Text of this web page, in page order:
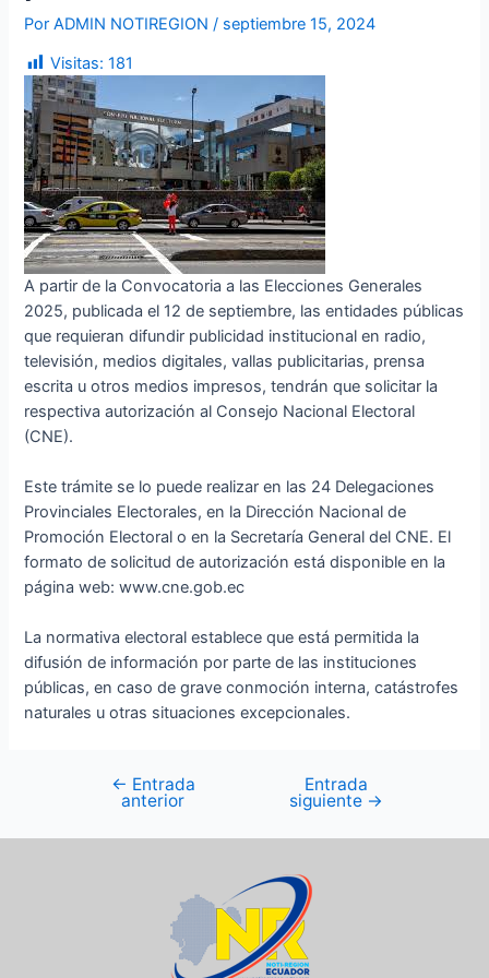
PorADMIN NOTIREGION/ septiembre 15, 2024
Visitas: 181
A partir de la Convocatoria a las Elecciones Generales
2025, publicada el 12 de septiembre, las entidades públicas
que requieran difundir publicidad institucional en radio,
televisión, medios digitales, vallas publicitarias, prensa
escrita u otros medios impresos, tendrán que solicitar la
respectiva autorización al Consejo Nacional Electoral
(CNE).
Este trámite se lo puede realizar en las 24 Delegaciones
Provinciales Electorales, en la Dirección Nacional de
Promoción Electoral o en la Secretaría General del CNE. El
formato de solicitud de autorización está disponible en la
página web: www.cne.gob.ec
La normativa electoral establece que está permitida la
difusión de información por parte de las instituciones
públicas, en caso de grave conmoción interna, catástrofes
naturales u otras situaciones excepcionales.
← Entrada
anterior
Entrada
siguiente →